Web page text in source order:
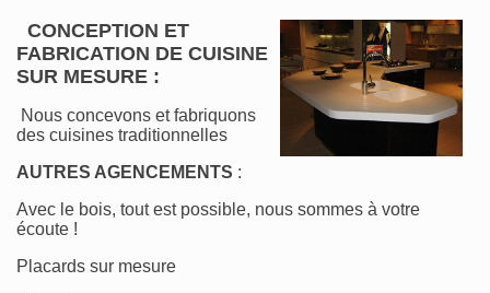
CONCEPTION ET
FABRICATION DE CUISINE
SUR MESURE :
Nous concevons et fabriquons
des cuisines traditionnelles
AUTRES AGENCEMENTS :
Avec le bois, tout est possible, nous sommes à votre
écoute !
Placards sur mesure